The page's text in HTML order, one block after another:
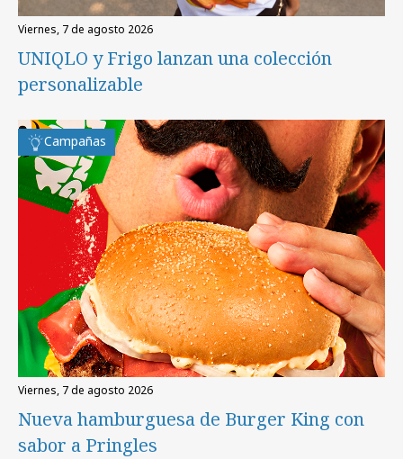
viernes, 7 de agosto 2026
UNIQLO y Frigo lanzan una colección
personalizable
Campañas
viernes, 7 de agosto 2026
Nueva hamburguesa de Burger King con
sabor a Pringles